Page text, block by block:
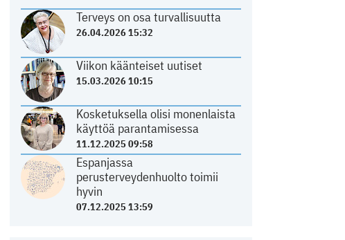
Terveys on osa turvallisuutta
26.04.2026 15:32
Viikon käänteiset uutiset
15.03.2026 10:15
Kosketuksella olisi monenlaista
käyttöä parantamisessa
11.12.2025 09:58
Espanjassa
perusterveydenhuolto toimii
hyvin
07.12.2025 13:59